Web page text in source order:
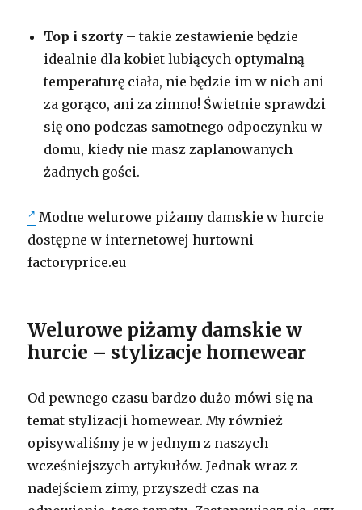
Top i szorty – takie zestawienie będzie
idealnie dla kobiet lubiących optymalną
temperaturę ciała, nie będzie im w nich ani
za gorąco, ani za zimno! Świetnie sprawdzi
się ono podczas samotnego odpoczynku w
domu, kiedy nie masz zaplanowanych
żadnych gości.
Modne welurowe piżamy damskie w hurcie
dostępne w internetowej hurtowni
factoryprice.eu
Welurowe piżamy damskie w
hurcie – stylizacje homewear
Od pewnego czasu bardzo dużo mówi się na
temat stylizacji homewear. My również
opisywaliśmy je w jednym z naszych
wcześniejszych artykułów. Jednak wraz z
nadejściem zimy, przyszedł czas na